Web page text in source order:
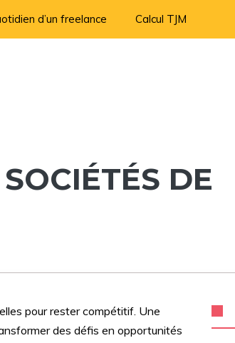
d’un freelance Calcul TJM
DE
pour rester compétitif. Une
des défis en opportunités